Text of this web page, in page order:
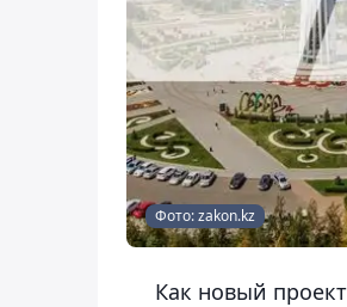
Фото: zakon.kz
Как новый